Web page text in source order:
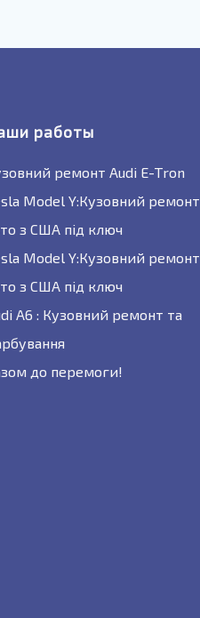
работы
ремонт Audi E-Tron
Model Y:Кузовний ремонт
з США під ключ
Model Y:Кузовний ремонт
з США під ключ
A6 : Кузовний ремонт та
до перемоги!